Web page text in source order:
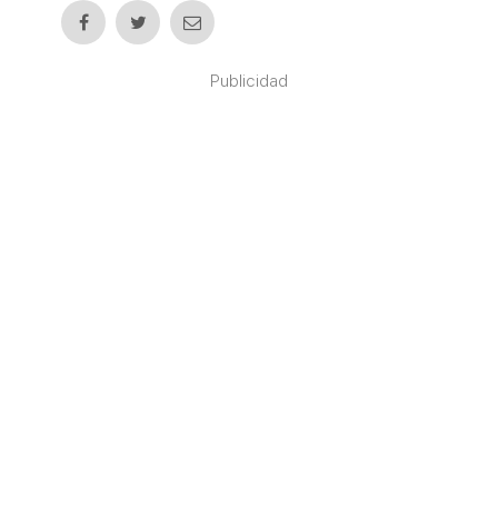
Publicidad